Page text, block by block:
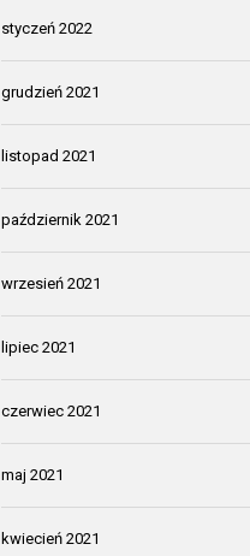
styczeń 2022
grudzień 2021
listopad 2021
październik 2021
wrzesień 2021
lipiec 2021
czerwiec 2021
maj 2021
kwiecień 2021